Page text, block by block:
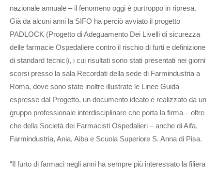
nazionale annuale – il fenomeno oggi è purtroppo in ripresa.
Già da alcuni anni la SIFO ha perciò avviato il progetto
PADLOCK (Progetto di Adeguamento Dei Livelli di sicurezza
delle farmacie Ospedaliere contro il rischio di furti e definizione
di standard tecnici), i cui risultati sono stati presentati nei giorni
scorsi presso la sala Recordati della sede di Farmindustria a
Roma, dove sono state inoltre illustrate le Linee Guida
espresse dal Progetto, un documento ideato e realizzato da un
gruppo professionale interdisciplinare che porta la firma – oltre
che della Società dei Farmacisti Ospedalieri – anche di Aifa,
Farmindustria, Ania, Aiba e Scuola Superiore S. Anna di Pisa.
“Il furto di farmaci negli anni ha sempre più interessato la filiera